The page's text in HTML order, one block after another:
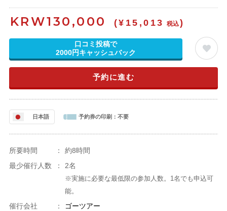
KRW130,000 (¥15,013 税込)
口コミ投稿で
2000円キャッシュバック
予約に進む
日本語 予約券の印刷： 不要
所要時間 ：
約8時間
最少催行人数
： 2名
※実施に必要な最低限の参加人数。1名でも申込可
能。
催行会社 ： ゴーツアー